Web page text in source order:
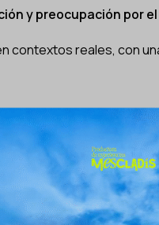
y preocupación por
contextos reales, con